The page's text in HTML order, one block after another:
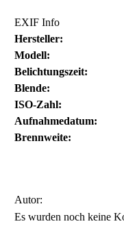
EXIF Info
Hersteller:
Modell:
Belichtungszeit:
Blende:
ISO-Zahl:
Aufnahmedatum:
Brennweite:
Autor:
Es wurden noch keine